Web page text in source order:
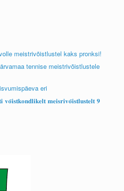
meistrivõistlustel kaks pronksi!
tennise meistrivõistlustele
eri
𝐯𝐨̃𝐢𝐬𝐭𝐤𝐨𝐧𝐝𝐥𝐢𝐤𝐞𝐥𝐭 𝐦𝐞𝐢𝐬𝐫𝐢𝐯𝐨̃𝐢𝐬𝐭𝐥𝐮𝐬𝐭𝐞𝐥𝐭 𝟗